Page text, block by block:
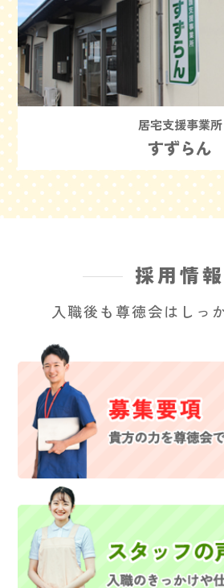
居宅支援事業所
すずらん
採用情報
入職後も尊徳会はしっ